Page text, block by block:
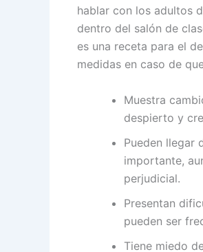
hablar con los adultos
dentro del salón de
es una receta para el
medidas en caso de
Muestra
despierto y
Pueden llegar
importante,
perjudicial.
Presentan
pueden ser
Tiene miedo